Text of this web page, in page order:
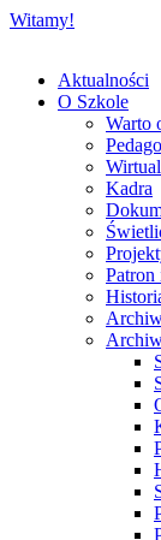
Witamy!
Aktualności
O Szkole
Warto
Kadra
Patron